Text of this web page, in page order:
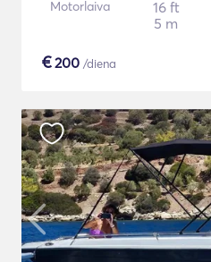
Motorlaiva
16 ft
5 m
€200 /diena